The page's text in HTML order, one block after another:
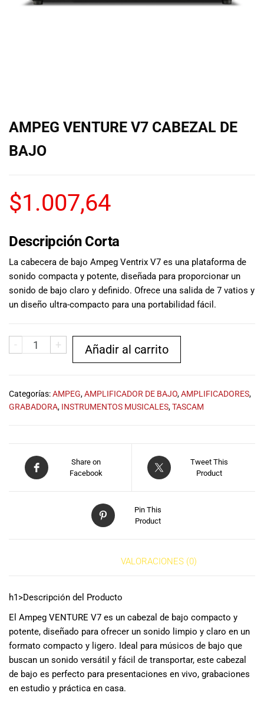
También
teclados y
para satisfacer
todas las
necesidades
musicales.
Nuestro equipo
de expertos en
música está
ayudarte a
encontrar el
instrumento o
audio
adecuado para
Además,
ofrecemos
competitivos y
promociones
clientes. Ven a
física en Quito,
o haz tu
compra en
línea a través
de nuestra
página web y
recibe tu
pedido en la
AMPEG VENTURE V7 CABEZAL DE
BAJO
$1.007,64
Descripción Corta
La cabecera de bajo Ampeg Ventrix V7 es una plataforma de
sonido compacta y potente, diseñada para proporcionar un
sonido de bajo claro y definido. Ofrece una salida de 7 vatios y
un diseño ultra-compacto para una portabilidad fácil.
- + Añadir al carrito
Categorías:AMPEG,AMPLIFICADOR DE BAJO,AMPLIFICADORES,
GRABADORA, INSTRUMENTOS MUSICALES,TASCAM
Share on
Facebook
Tweet This
Product
Pin This
Product
VALORACIONES (0)
h1>Descripción del Producto
El Ampeg VENTURE V7 es un cabezal de bajo compacto y
potente, diseñado para ofrecer un sonido limpio y claro en un
formato compacto y ligero. Ideal para músicos de bajo que
buscan un sonido versátil y fácil de transportar, este cabezal
de bajo es perfecto para presentaciones en vivo, grabaciones
en estudio y práctica en casa.